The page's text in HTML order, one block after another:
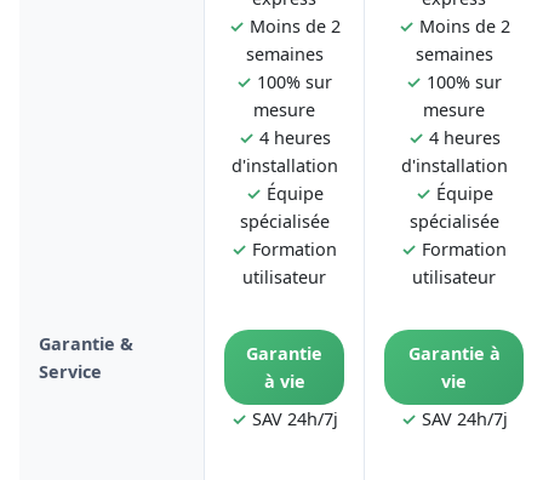
✓ Moins de 2
semaines
✓ 100% sur
mesure
✓ 4 heures
d'installation
✓ Équipe
spécialisée
✓ Formation
utilisateur
✓ Moins de 2
semaines
✓ 100% sur
mesure
✓ 4 heures
d'installation
✓ Équipe
spécialisée
✓ Formation
utilisateur
Garantie &
Service
Garantie
à vie
✓ SAV 24h/7j
Garantie à
vie
✓ SAV 24h/7j